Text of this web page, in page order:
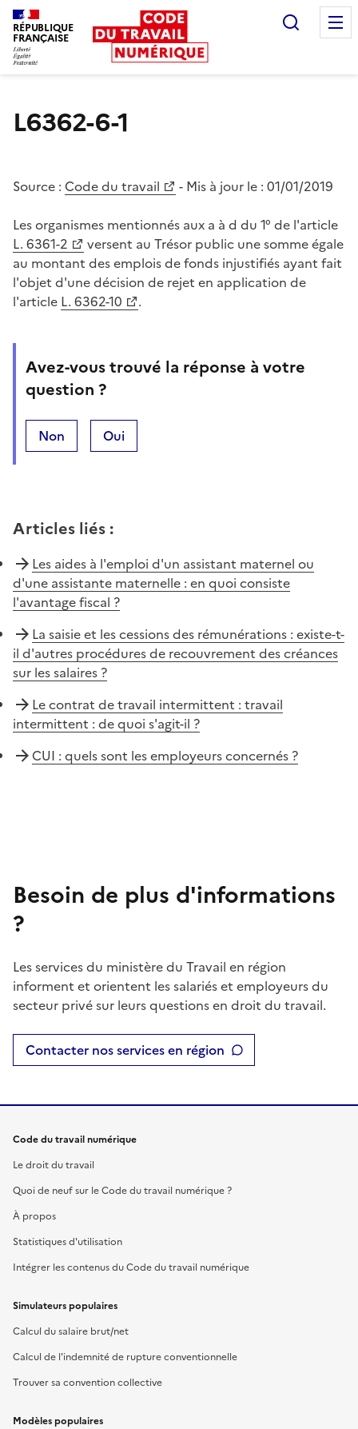
RÉPUBLIQUE
FRANÇAISE
L6362-6-1
Source : Code du travail - Mis à jour le : 01/01/2019
Les organismes mentionnés aux a à d du 1° de l'article
L. 6361-2
versent au Trésor public une somme égale
au montant des emplois de fonds injustifiés ayant fait
l'objet d'une décision de rejet en application de
l'article L. 6362-10 .
Avez-vous trouvé la réponse à votre
question ?
Non Oui
Articles liés :
Les aides à l'emploi d'un assistant maternel ou
d'une assistante maternelle : en quoi consiste
l'avantage fiscal ?
La saisie et les cessions des rémunérations : existe-t-
il d'autres procédures de recouvrement des créances
sur les salaires ?
Le contrat de travail intermittent : travail
intermittent : de quoi s'agit-il ?
CUI : quels sont les employeurs concernés ?
Besoin de plus d'informations
?
Les services du ministère du Travail en région
informent et orientent les salariés et employeurs du
secteur privé sur leurs questions en droit du travail.
Contacter nos services en région
Code du travail numérique
Le droit du travail
Quoi de neuf sur le Code du travail numérique ?
À propos
Statistiques d'utilisation
Intégrer les contenus du Code du travail numérique
Simulateurs populaires
Calcul du salaire brut/net
Calcul de l'indemnité de rupture conventionnelle
Trouver sa convention collective
Modèles populaires